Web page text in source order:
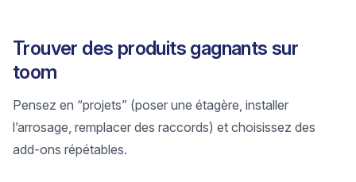
Trouver des produits gagnants sur
toom
Pensez en “projets” (poser une étagère, installer
l’arrosage, remplacer des raccords) et choisissez des
add-ons répétables.